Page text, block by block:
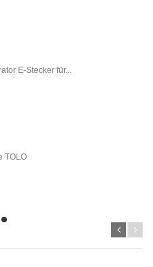
E-Stecker für...
TOLO